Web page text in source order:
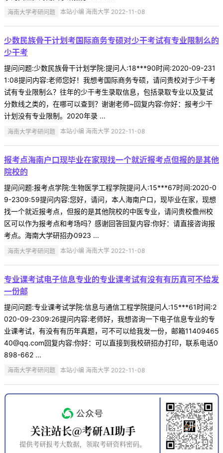
海南大学考研问题 本站小编 海南大学 2022-11-08
少数民族骨干计划考国际商务专硕对少干考试有专业限制么的
少干考
提问问题:少数民族骨干计划学院:提问人:18***90时间:2020-09-231
1:08提问内容:老师您好！我想考国际商务专硕，请问贵校对于少干考
试有专业限制么？往年的少干考生录取信息，包括录取专业以及复试
分数线之类的，在哪可以查到？谢谢老师~回复内容:你好：报考少干
计划没有专业限制。2020年录 ...
海南大学考研问题 本站小编 海南大学 2022-11-08
报考点海南户口现毕业在家现找一个就近报考点但报的是其他
院校的
提问问题:报考点学院:生物医学工程学院提问人:15***67时间:2020-0
9-2309:59提问内容:您好，请问，本人海南户口，现毕业在家，现想
找一个就近报考点，但报的是其他院校的中医专业，请问贵校儋州校
区可以作为报考点和考场吗？感谢回答回复内容:你好：请直接咨询报
考点。海南大学研招办0923 ...
海南大学考研问题 本站小编 海南大学 2022-11-08
专业课考试电子信息专业的专业课考试有没有有历真可不给发
一份邮
提问问题:专业课考试学院:信息与通信工程学院提问人:15***61时间:2
020-09-2309:26提问内容:老师好，我想咨询一下电子信息专业的专
业课考试，有没有有历年真题，可不可以给我发一份，邮箱11409465
40@qq.com回复内容:你好：可以直接到我校研招办打印，联系电话0
898-662 ...
海南大学考研问题 本站小编 海南大学 2022-11-08